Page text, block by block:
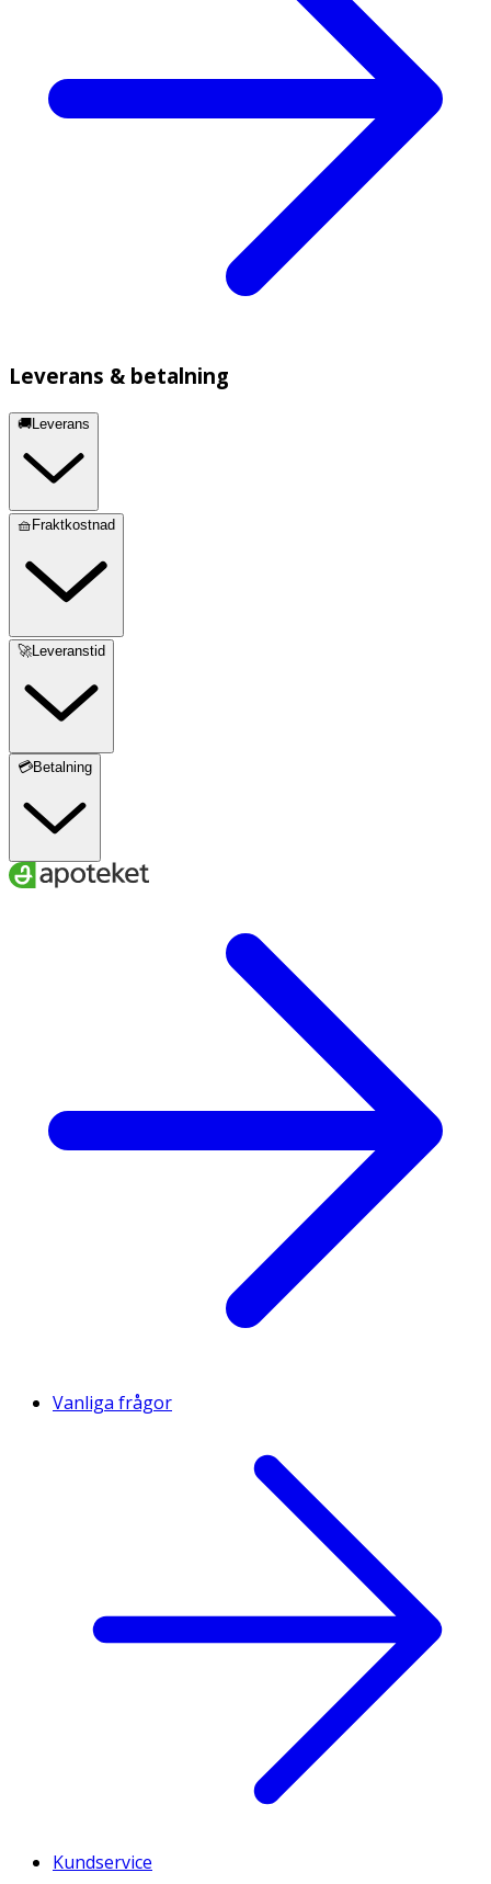
Leverans & betalning
🚚Leverans
🧺Fraktkostnad
🚀Leveranstid
💳Betalning
Vanliga frågor
Kundservice